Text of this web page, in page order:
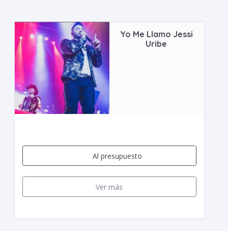
Yo Me Llamo Jessi
Uribe
Al presupuesto
Ver más